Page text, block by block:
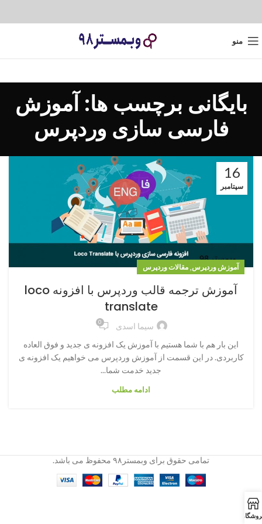
منو
بایگانی برچسب ها: آموزش
فارسی سازی وردپرس
16
سپتامبر
آموزش وردپرس, مقالات وردپرس
آموزش ترجمه قالب وردپرس با افزونه loco
translate
سیما اسدی 0
این بار هم با شما هستیم با آموزش یک افزونه ی جدید و فوق العاده
کاربردی. در این قسمت از آموزش وردپرس می خواهیم یک افزونه ی
جدید خدمت شما...
ادامه مطلب
تمامی حقوق برای وبمستر۹۸ محفوظ می باشد.